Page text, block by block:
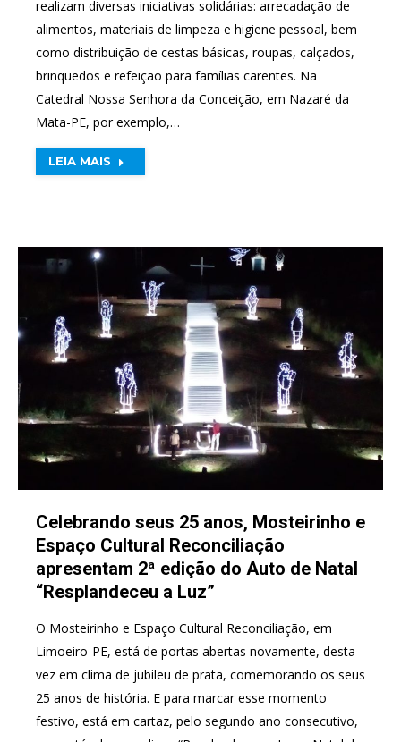
realizam diversas iniciativas solidárias: arrecadação de
alimentos, materiais de limpeza e higiene pessoal, bem
como distribuição de cestas básicas, roupas, calçados,
brinquedos e refeição para famílias carentes. Na
Catedral Nossa Senhora da Conceição, em Nazaré da
Mata-PE, por exemplo,…
LEIA MAIS
Celebrando seus 25 anos, Mosteirinho e
Espaço Cultural Reconciliação
apresentam 2ª edição do Auto de Natal
“Resplandeceu a Luz”
O Mosteirinho e Espaço Cultural Reconciliação, em
Limoeiro-PE, está de portas abertas novamente, desta
vez em clima de jubileu de prata, comemorando os seus
25 anos de história. E para marcar esse momento
festivo, está em cartaz, pelo segundo ano consecutivo,